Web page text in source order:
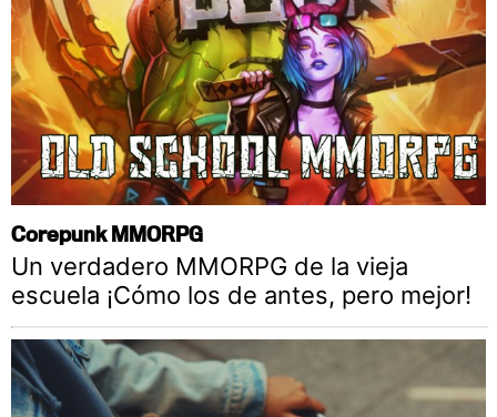
Corepunk MMORPG
Un verdadero MMORPG de la vieja
escuela ¡Cómo los de antes, pero mejor!